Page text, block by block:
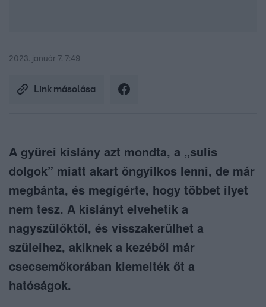
2023. január 7. 7:49
Link másolása
A gyürei kislány azt mondta, a „sulis
dolgok” miatt akart öngyilkos lenni, de már
megbánta, és megígérte, hogy többet ilyet
nem tesz. A kislányt elvehetik a
nagyszülőktől, és visszakerülhet a
szüleihez, akiknek a kezéből már
csecsemőkorában kiemelték őt a
hatóságok.